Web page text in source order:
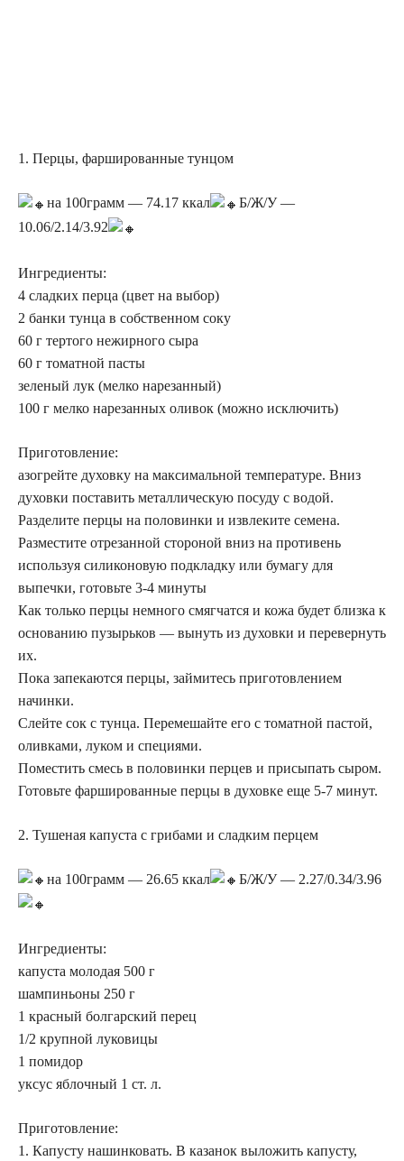
1. Перцы, фаршированные тунцом
на 100грамм — 74.17 ккал
Б/Ж/У —
10.06/2.14/3.92
Ингредиенты:
4 сладких перца (цвет на выбор)
2 банки тунца в собственном соку
60 г тертого нежирного сыра
60 г томатной пасты
зеленый лук (мелко нарезанный)
100 г мелко нарезанных оливок (можно исключить)
Приготовление:
азогрейте духовку на максимальной температуре. Вниз
духовки поставить металлическую посуду с водой.
Разделите перцы на половинки и извлеките семена.
Разместите отрезанной стороной вниз на противень
используя силиконовую подкладку или бумагу для
выпечки, готовьте 3-4 минуты
Как только перцы немного смягчатся и кожа будет близка к
основанию пузырьков — вынуть из духовки и перевернуть
их.
Пока запекаются перцы, займитесь приготовлением
начинки.
Слейте сок с тунца. Перемешайте его с томатной пастой,
оливками, луком и специями.
Поместить смесь в половинки перцев и присыпать сыром.
Готовьте фаршированные перцы в духовке еще 5-7 минут.
2. Тушеная капуста с грибами и сладким перцем
на 100грамм — 26.65 ккал Б/Ж/У — 2.27/0.34/3.96
Ингредиенты:
капуста молодая 500 г
шампиньоны 250 г
1 красный болгарский перец
1/2 крупной луковицы
1 помидор
уксус яблочный 1 ст. л.
Приготовление:
1. Капусту нашинковать. В казанок выложить капусту,